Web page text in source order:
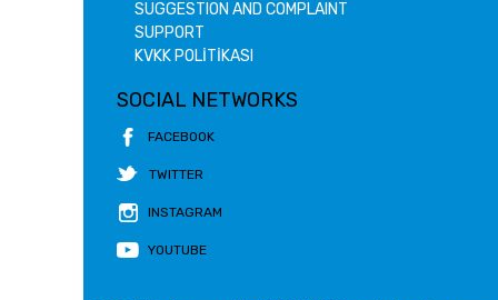
SUGGESTION AND COMPLAINT
SUPPORT
KVKK POLİTİKASI
SOCIAL NETWORKS
FACEBOOK
TWITTER
INSTAGRAM
YOUTUBE